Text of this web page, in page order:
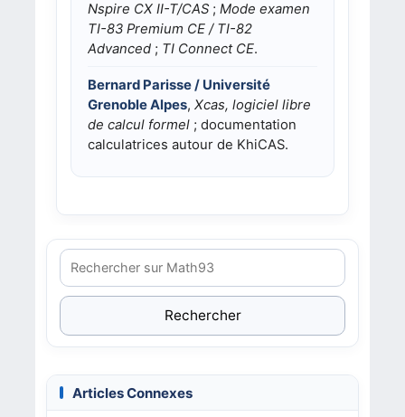
Nspire CX II-T/CAS; Mode examen
TI-83 Premium CE / TI-82
Advanced; TI Connect CE.
Bernard Parisse / Université
Grenoble Alpes, Xcas, logiciel libre
de calcul formel; documentation
calculatrices autour de KhiCAS.
Rechercher
Articles Connexes